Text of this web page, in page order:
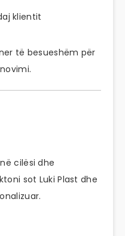
klientit
të besueshëm për
cilësi dhe
sot Luki Plast dhe